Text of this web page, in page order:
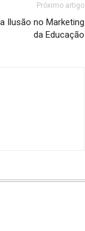
Próximo artigo
Ilusão no Marketing
da Educação